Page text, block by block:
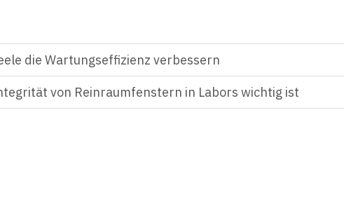
die Wartungseffizienz verbessern
von Reinraumfenstern in Labors wichtig ist